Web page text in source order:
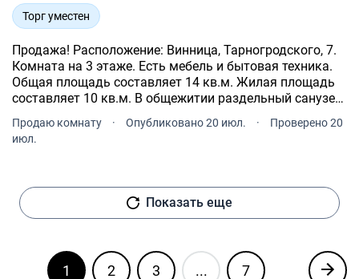
Торг уместен
Продажа! Расположение: Винница, Тарногродского, 7.
Комната на 3 этаже. Есть мебель и бытовая техника.
Общая площадь составляет 14 кв.м. Жилая площадь
составляет 10 кв.м. В общежитии раздельный санузел.
Стоимость недвижимости 14500 $.
Продаю комнату · Опубликовано 20 июл. ·
Проверено 20
июл.
Показать еще
1 2 3 ... 7